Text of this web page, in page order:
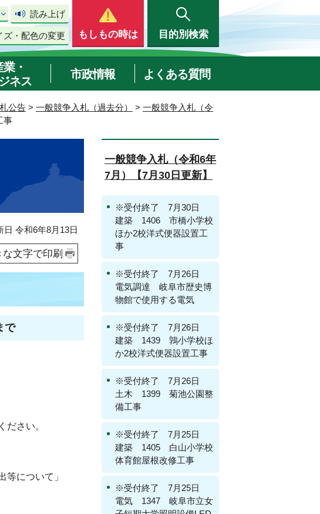
読み上げ
ズ・配色の変更 もしもの時は 目的別検索
業・
ネス
市政情報 よくある質問
公告 > 一般競争入札（過去分） > 一般競争入札（令
事
令和6年8月13日
な文字で印刷
で
ださい。
について」
一般競争入札（令和6年
7月）【7月30日更新】
※受付終了 7月30日
建築 1406 市橋小学校
ほか2校洋式便器設置工
事
※受付終了 7月26日
電気調達 岐阜市歴史博
物館で使用する電気
※受付終了 7月26日
建築 1439 鶉小学校ほ
か2校洋式便器設置工事
※受付終了 7月26日
土木 1399 菊池公園整
備工事
※受付終了 7月25日
建築 1405 白山小学校
体育館屋根改修工事
※受付終了 7月25日
電気 1347 岐阜市立女